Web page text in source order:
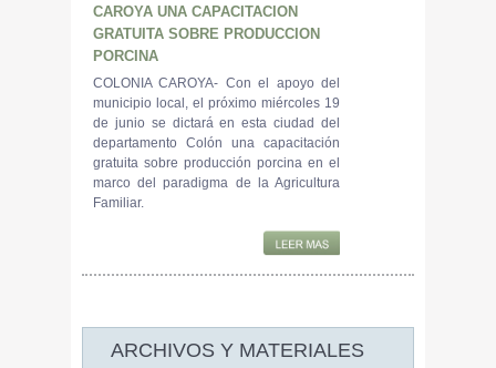
CAROYA UNA CAPACITACION
GRATUITA SOBRE PRODUCCION
PORCINA
COLONIA CAROYA- Con el apoyo del
municipio local, el próximo miércoles 19
de junio se dictará en esta ciudad del
departamento Colón una capacitación
gratuita sobre producción porcina en el
marco del paradigma de la Agricultura
Familiar.
ARCHIVOS Y MATERIALES